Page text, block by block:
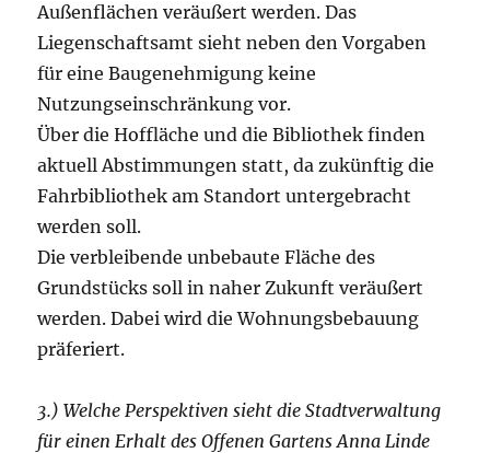
Außenflächen veräußert werden. Das
Liegenschaftsamt sieht neben den Vorgaben
für eine Baugenehmigung keine
Nutzungseinschränkung vor.
Über die Hoffläche und die Bibliothek finden
aktuell Abstimmungen statt, da zukünftig die
Fahrbibliothek am Standort untergebracht
werden soll.
Die verbleibende unbebaute Fläche des
Grundstücks soll in naher Zukunft veräußert
werden. Dabei wird die Wohnungsbebauung
präferiert.
3.) Welche Perspektiven sieht die Stadtverwaltung
für einen Erhalt des Offenen Gartens Anna Linde